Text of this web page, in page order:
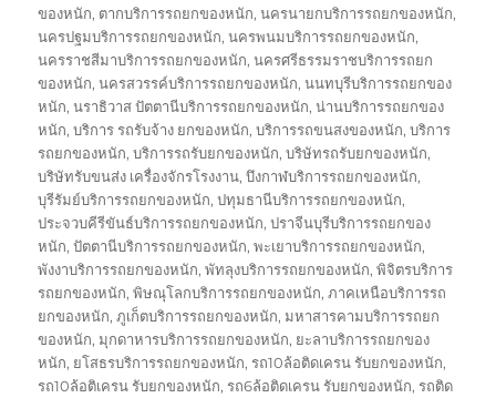
ของหนัก, ตากบริการรถยกของหนัก,นครนายกบริการรถยกของหนัก,
นครปฐมบริการรถยกของหนัก,นครพนมบริการรถยกของหนัก,
นครราชสีมาบริการรถยกของหนัก,นครศรีธรรมราชบริการรถยก
ของหนัก,นครสวรรค์บริการรถยกของหนัก,นนทบุรีบริการรถยกของ
หนัก,นราธิวาส ปัตตานีบริการรถยกของหนัก,น่านบริการรถยกของ
หนัก,บริการ รถรับจ้าง ยกของหนัก,บริการรถขนสงของหนัก,บริการ
รถยกของหนัก,บริการรถรับยกของหนัก,บริษัทรถรับยกของหนัก,
บริษัทรับขนส่ง เครื่องจักรโรงงาน,บึงกาฬบริการรถยกของหนัก,
บุรีรัมย์บริการรถยกของหนัก,ปทุมธานีบริการรถยกของหนัก,
ประจวบคีรีขันธ์บริการรถยกของหนัก,ปราจีนบุรีบริการรถยกของ
หนัก,ปัตตานีบริการรถยกของหนัก,พะเยาบริการรถยกของหนัก,
พังงาบริการรถยกของหนัก,พัทลุงบริการรถยกของหนัก,พิจิตรบริการ
รถยกของหนัก,พิษณุโลกบริการรถยกของหนัก,ภาคเหนือบริการรถ
ยกของหนัก,ภูเก็ตบริการรถยกของหนัก,มหาสารคามบริการรถยก
ของหนัก,มุกดาหารบริการรถยกของหนัก, ยะลาบริการรถยกของ
หนัก, ยโสธรบริการรถยกของหนัก,รถ10ล้อติดเครน รับยกของหนัก,
รถ10ล้อติเครน รับยกของหนัก,รถ6ล้อติดเครน รับยกของหนัก,รถติด